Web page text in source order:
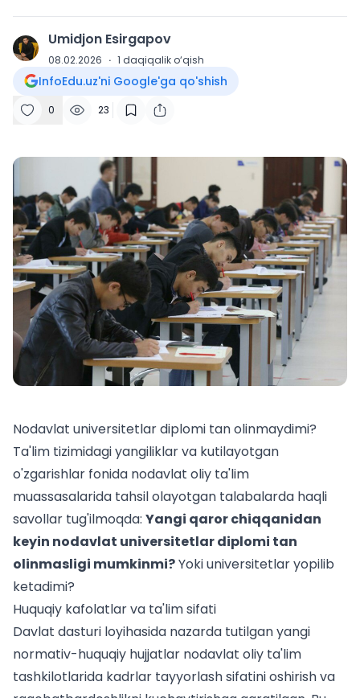
U Umidjon Esirgapov
08.02.2026 · 1 daqiqalik o‘qish
InfoEdu.uz'ni Google'ga qo'shish
0 23
Nodavlat universitetlar diplomi tan olinmaydimi?
Ta'lim tizimidagi yangiliklar va kutilayotgan
o'zgarishlar fonida nodavlat oliy ta'lim
muassasalarida tahsil olayotgan talabalarda haqli
savollar tug'ilmoqda: Yangi qaror chiqqanidan
keyin nodavlat universitetlar diplomi tan
olinmasligi mumkinmi?Yoki universitetlar yopilib
ketadimi?
Huquqiy kafolatlar va ta'lim sifati
Davlat dasturi loyihasida nazarda tutilgan yangi
normativ-huquqiy hujjatlar nodavlat oliy ta'lim
tashkilotlarida kadrlar tayyorlash sifatini oshirish va